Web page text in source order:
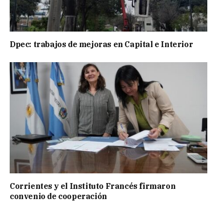
Dpec: trabajos de mejoras en Capital e Interior
Corrientes y el Instituto Francés firmaron
convenio de cooperación